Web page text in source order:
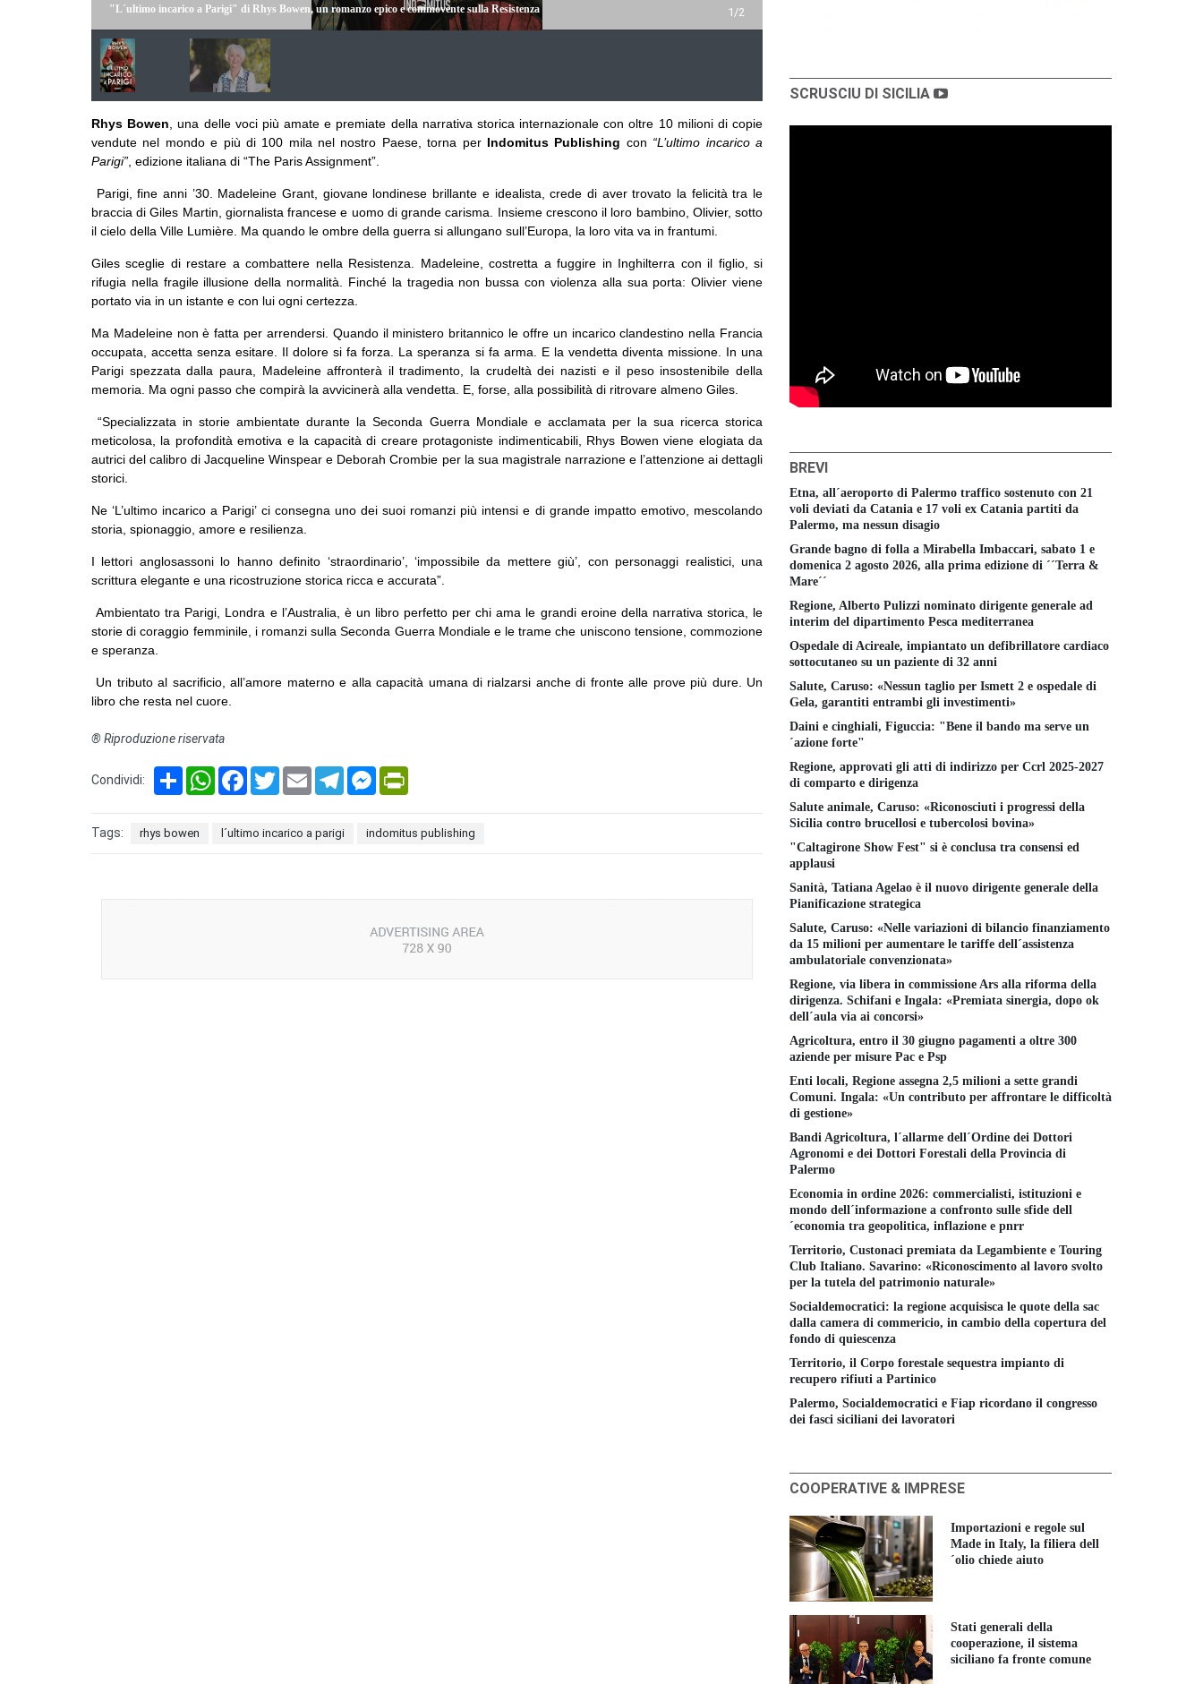
"L´ultimo incarico a Parigi" di Rhys Bowen, un romanzo epico e commovente sulla Resistenza 1/2
Rhys Bowen , una delle voci più amate e premiate della narrativa storica internazionale con oltre 10 milioni di copie
vendute nel mondo e più di 100 mila nel nostro Paese, torna per Indomitus Publishing con “L’ultimo incarico a
Parigi” , edizione italiana di “The Paris Assignment”.
Parigi, fine anni ’30. Madeleine Grant, giovane londinese brillante e idealista, crede di aver trovato la felicità tra le
braccia di Giles Martin, giornalista francese e uomo di grande carisma. Insieme crescono il loro bambino, Olivier, sotto
il cielo della Ville Lumière. Ma quando le ombre della guerra si allungano sull’Europa, la loro vita va in frantumi.
Giles sceglie di restare a combattere nella Resistenza. Madeleine, costretta a fuggire in Inghilterra con il figlio, si
rifugia nella fragile illusione della normalità. Finché la tragedia non bussa con violenza alla sua porta: Olivier viene
portato via in un istante e con lui ogni certezza.
Ma Madeleine non è fatta per arrendersi. Quando il ministero britannico le offre un incarico clandestino nella Francia
occupata, accetta senza esitare. Il dolore si fa forza. La speranza si fa arma. E la vendetta diventa missione. In una
Parigi spezzata dalla paura, Madeleine affronterà il tradimento, la crudeltà dei nazisti e il peso insostenibile della
memoria. Ma ogni passo che compirà la avvicinerà alla vendetta. E, forse, alla possibilità di ritrovare almeno Giles.
“Specializzata in storie ambientate durante la Seconda Guerra Mondiale e acclamata per la sua ricerca storica
meticolosa, la profondità emotiva e la capacità di creare protagoniste indimenticabili, Rhys Bowen viene elogiata da
autrici del calibro di Jacqueline Winspear e Deborah Crombie per la sua magistrale narrazione e l’attenzione ai dettagli
storici.
Ne ‘L’ultimo incarico a Parigi’ ci consegna uno dei suoi romanzi più intensi e di grande impatto emotivo, mescolando
storia, spionaggio, amore e resilienza.
I lettori anglosassoni lo hanno definito ‘straordinario’, ‘impossibile da mettere giù’, con personaggi realistici, una
scrittura elegante e una ricostruzione storica ricca e accurata”.
Ambientato tra Parigi, Londra e l’Australia, è un libro perfetto per chi ama le grandi eroine della narrativa storica, le
storie di coraggio femminile, i romanzi sulla Seconda Guerra Mondiale e le trame che uniscono tensione, commozione
e speranza.
Un tributo al sacrificio, all’amore materno e alla capacità umana di rialzarsi anche di fronte alle prove più dure. Un
libro che resta nel cuore.
® Riproduzione riservata
Condividi: Share WhatsAppFacebook
TwitterEmail TelegramMessenger
Tags: rhys bowen l´ultimo incarico a parigi indomitus publishing
SCRUSCIU DI SICILIA
BREVI
Etna, all´aeroporto di Palermo traffico sostenuto con 21
voli deviati da Catania e 17 voli ex Catania partiti da
Palermo, ma nessun disagio
Grande bagno di folla a Mirabella Imbaccari, sabato 1 e
domenica 2 agosto 2026, alla prima edizione di ´´Terra &
Mare´´
Regione, Alberto Pulizzi nominato dirigente generale ad
interim del dipartimento Pesca mediterranea
Ospedale di Acireale, impiantato un defibrillatore cardiaco
sottocutaneo su un paziente di 32 anni
Salute, Caruso: «Nessun taglio per Ismett 2 e ospedale di
Gela, garantiti entrambi gli investimenti»
Daini e cinghiali, Figuccia: "Bene il bando ma serve un
´azione forte"
Regione, approvati gli atti di indirizzo per Ccrl 2025-2027
di comparto e dirigenza
Salute animale, Caruso: «Riconosciuti i progressi della
Sicilia contro brucellosi e tubercolosi bovina»
"Caltagirone Show Fest" si è conclusa tra consensi ed
applausi
Sanità, Tatiana Agelao è il nuovo dirigente generale della
Pianificazione strategica
Salute, Caruso: «Nelle variazioni di bilancio finanziamento
da 15 milioni per aumentare le tariffe dell´assistenza
ambulatoriale convenzionata»
Regione, via libera in commissione Ars alla riforma della
dirigenza. Schifani e Ingala: «Premiata sinergia, dopo ok
dell´aula via ai concorsi»
Agricoltura, entro il 30 giugno pagamenti a oltre 300
aziende per misure Pac e Psp
Enti locali, Regione assegna 2,5 milioni a sette grandi
Comuni. Ingala: «Un contributo per affrontare le difficoltà
di gestione»
Bandi Agricoltura, l´allarme dell´Ordine dei Dottori
Agronomi e dei Dottori Forestali della Provincia di
Palermo
Economia in ordine 2026: commercialisti, istituzioni e
mondo dell´informazione a confronto sulle sfide dell
´economia tra geopolitica, inflazione e pnrr
Territorio, Custonaci premiata da Legambiente e Touring
Club Italiano. Savarino: «Riconoscimento al lavoro svolto
per la tutela del patrimonio naturale»
Socialdemocratici: la regione acquisisca le quote della sac
dalla camera di commericio, in cambio della copertura del
fondo di quiescenza
Territorio, il Corpo forestale sequestra impianto di
recupero rifiuti a Partinico
Palermo, Socialdemocratici e Fiap ricordano il congresso
dei fasci siciliani dei lavoratori
COOPERATIVE & IMPRESE
Importazioni e regole sul
Made in Italy, la filiera dell
´olio chiede aiuto
Stati generali della
cooperazione, il sistema
siciliano fa fronte comune